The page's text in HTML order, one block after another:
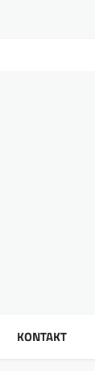
KONTAKT